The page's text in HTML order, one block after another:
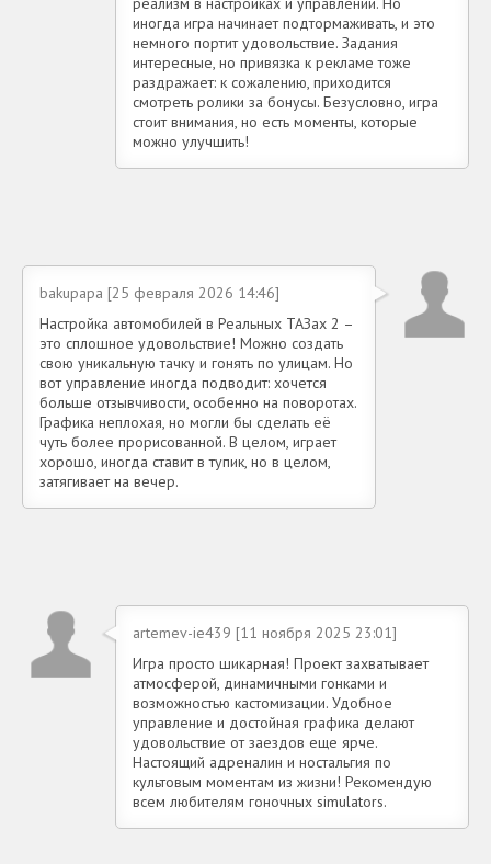
иногда игра начинает подтормаживать, и это
немного портит удовольствие. Задания
интересные, но привязка к рекламе тоже
раздражает: к сожалению, приходится
смотреть ролики за бонусы. Безусловно, игра
стоит внимания, но есть моменты, которые
можно улучшить!
bakupapa [25 февраля 2026 14:46]
Настройка автомобилей в Реальных ТАЗах 2 –
это сплошное удовольствие! Можно создать
свою уникальную тачку и гонять по улицам. Но
вот управление иногда подводит: хочется
больше отзывчивости, особенно на поворотах.
Графика неплохая, но могли бы сделать её
чуть более прорисованной. В целом, играет
хорошо, иногда ставит в тупик, но в целом,
затягивает на вечер.
artemev-ie439 [11 ноября 2025 23:01]
Игра просто шикарная! Проект захватывает
атмосферой, динамичными гонками и
возможностью кастомизации. Удобное
управление и достойная графика делают
удовольствие от заездов еще ярче.
Настоящий адреналин и ностальгия по
культовым моментам из жизни! Рекомендую
всем любителям гоночных simulators.